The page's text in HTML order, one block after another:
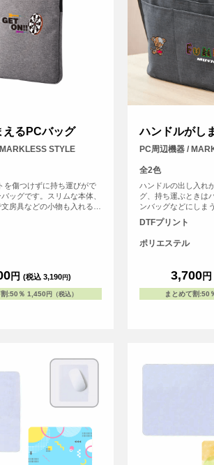
えるPCバッグ
STYLE
を傷つけずに持ち運びがで
ッグです。スリムな本体、
房具などの小物も入れるこ
円 (税込 3,190円)
:50％ 1,450 円（税込）
ハンドルがし
PC周辺機器 /
全2色
ハンドルの出し入れ
グ、持ち運ぶときは
ンバッグなどにしま
納することができま
ケット付きでメイン
能です。
DTFプリント
ポリエステル
3,700円
まとめて割:50